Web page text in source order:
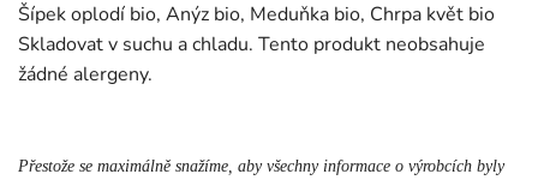
Šípek oplodí bio, Anýz bio, Meduňka bio, Chrpa květ bio
Skladovat v suchu a chladu. Tento produkt neobsahuje
žádné alergeny.
Přestože se maximálně snažíme, aby všechny informace o výrobcích byly